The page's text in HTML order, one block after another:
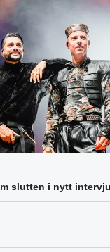
slutten i nytt intervju